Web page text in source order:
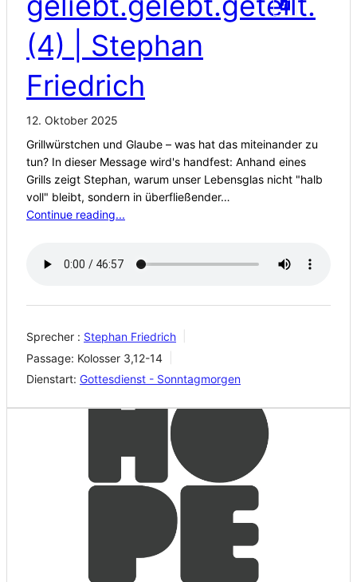
(4) | Stephan
Friedrich
12. Oktober 2025
Grillwürstchen und Glaube – was hat das miteinander zu
tun? In dieser Message wird's handfest: Anhand eines
Grills zeigt Stephan, warum unser Lebensglas nicht "halb
voll" bleibt, sondern in überfließender…
Continue reading...
Sprecher : Stephan Friedrich
Passage: Kolosser 3,12-14
Dienstart: Gottesdienst - Sonntagmorgen